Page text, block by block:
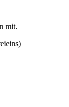
mit.